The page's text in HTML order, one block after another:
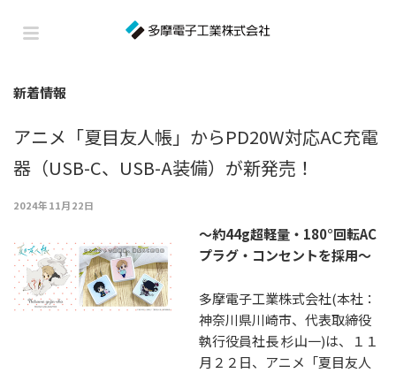
新着情報
アニメ「夏目友人帳」からPD20W対応AC充電
器（USB-C、USB-A装備）が新発売！
2024年11月22日
～約44g超軽量・180°回転AC
プラグ・コンセントを採用～
多摩電子工業株式会社(本社：
神奈川県川崎市、代表取締役
執行役員社長 杉山一)は、１１
月２２日、アニメ「夏目友人